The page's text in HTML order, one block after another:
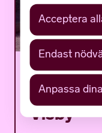
walk
Visby
Acceptera
Endast
Anpassa